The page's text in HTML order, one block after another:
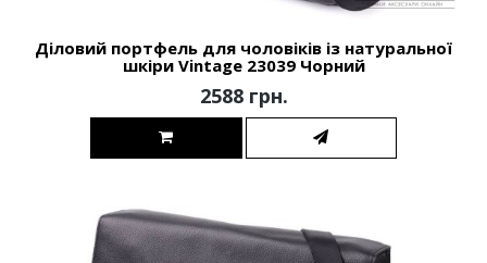
Діловий портфель для чоловіків із натуральної
шкіри Vintage 23039 Чорний
2588 грн.